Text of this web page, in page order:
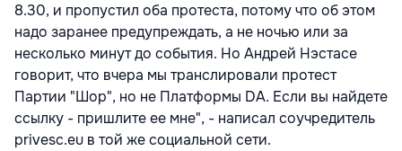
8.30, и пропустил оба протеста, потому что об этом
надо заранее предупреждать, а не ночью или за
несколько минут до события. Но Андрей Нэстасе
говорит, что вчера мы транслировали протест
Партии "Шор", но не Платформы DA. Если вы найдете
ссылку - пришлите ее мне", - написал соучредитель
privesc.eu в той же социальной сети.